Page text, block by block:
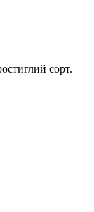
сорт.